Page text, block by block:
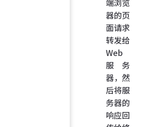
端浏览
器的页
面请求
转发给
Web
服务
器，然
后将服
务器的
响应回